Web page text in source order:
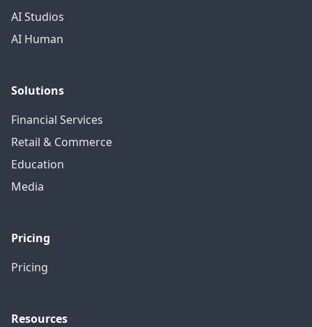
AI Studios
AI Human
Solutions
Financial Services
Retail & Commerce
Education
Media
Pricing
Pricing
Resources